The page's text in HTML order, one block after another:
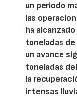
un periodo
las
ha
toneladas
un avance
toneladas
la
intensas